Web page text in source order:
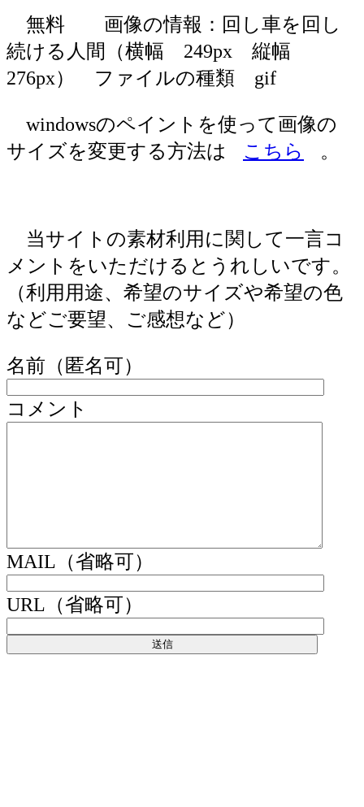
無料 画像の情報：回し車を回し
続ける人間（横幅 249px 縦幅
276px） ファイルの種類 gif
windowsのペイントを使って画像の
サイズを変更する方法は
こちら 。
当サイトの素材利用に関して一言コ
メントをいただけるとうれしいです。
（利用用途、希望のサイズや希望の色
などご要望、ご感想など）
名前（匿名可）
コメント
MAIL（省略可）
URL（省略可）